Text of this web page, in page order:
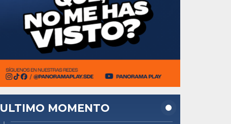
ULTIMO MOMENTO